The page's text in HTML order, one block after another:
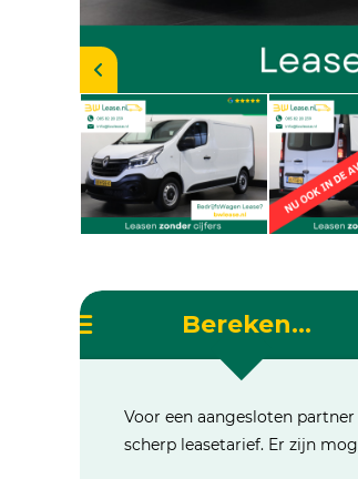
Bereken...
Voor een aangesloten
scherp leasetarief. Er zijn